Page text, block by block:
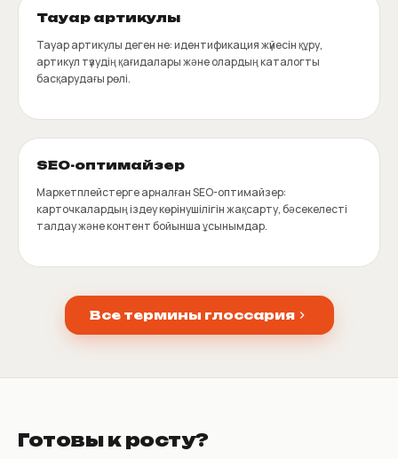
Тауар артикулы
Тауар артикулы деген не: идентификация жүйесін құру,
артикул түзудің қағидалары және олардың каталогты
басқарудағы рөлі.
SEO-оптимайзер
Маркетплейстерге арналған SEO-оптимайзер:
карточкалардың іздеу көрінушілігін жақсарту, бәсекелесті
талдау және контент бойынша ұсынымдар.
Все термины глоссария
Готовы к росту?